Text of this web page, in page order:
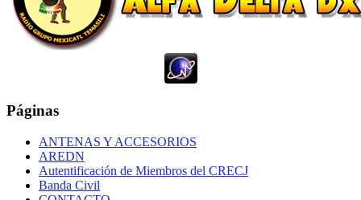
Páginas
ANTENAS Y ACCESORIOS
AREDN
Autentificación de Miembros del CRECJ
Banda Civil